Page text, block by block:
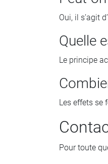
Oui, il s’agit
Quelle
Le principe
Les effets se
Pour toute